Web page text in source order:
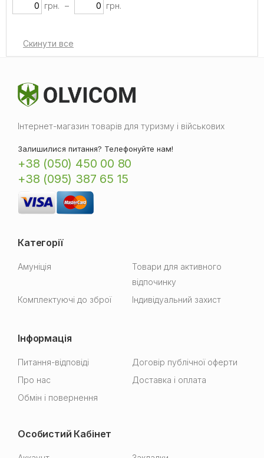
грн. – грн.
Інтернет-магазин товарів для туризму і військових
Залишилися питання? Телефонуйте нам!
+38 (050) 450 00 80
+38 (095) 387 65 15
Категорії
Амуніція
Товари для активного
відпочинку
Комплектуючі до зброї
Індивідуальний захист
Інформація
Питання-відповіді
Договір публічної оферти
Про нас
Доставка і оплата
Обмін і повернення
Особистий Кабінет